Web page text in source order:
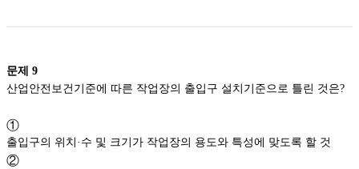
문제 9
산업안전보건기준에 따른 작업장의 출입구 설치기준으로 틀린 것은?
①
출입구의 위치·수 및 크기가 작업장의 용도와 특성에 맞도록 할 것
②